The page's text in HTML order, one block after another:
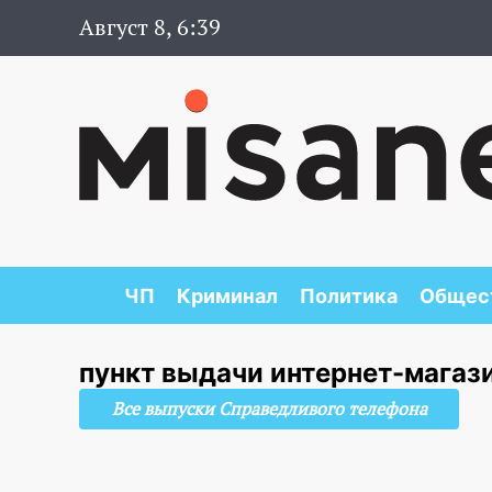
Август 8, 6:39
ЧП Криминал Политика
пункт выдачи интернет-
Все выпуски Справедливого телефона